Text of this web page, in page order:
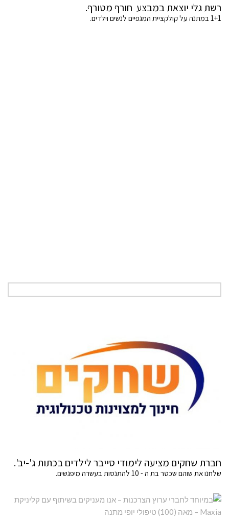
רשת גלי יוצאת במבצע חורף מטורף.
1+1 במתנה על קולקציית המגפיים לנשים וילדים.
חברת שחקים מציעה לימודי סייבר לילדים בכתות ג'-יב'.
שלחנו את שוהם שכטר בת ה - 10 להתנסות בעשרה מיפגשים.